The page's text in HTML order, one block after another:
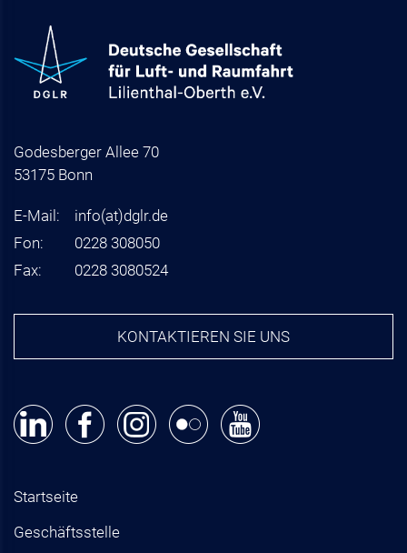
Godesberger Allee 70
53175 Bonn
E-Mail: info(at)dglr.de
Fon:
0228 308050
Fax:
0228 3080524
KONTAKTIEREN SIE UNS
Startseite
Geschäftsstelle